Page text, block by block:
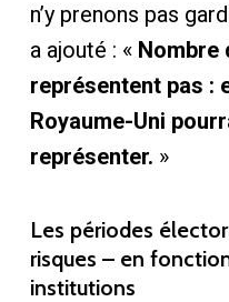
n’y prenons pas
a ajouté : « Nombre
représentent pas :
Royaume-Uni
représenter. »
Les périodes
risques – en
institutions